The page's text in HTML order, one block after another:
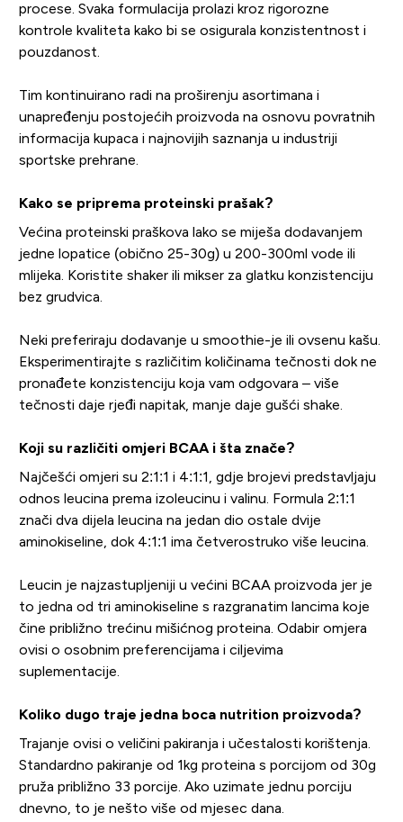
procese. Svaka formulacija prolazi kroz rigorozne
kontrole kvaliteta kako bi se osigurala konzistentnost i
pouzdanost.
Tim kontinuirano radi na proširenju asortimana i
unapređenju postojećih proizvoda na osnovu povratnih
informacija kupaca i najnovijih saznanja u industriji
sportske prehrane.
Kako se priprema proteinski prašak?
Većina proteinski praškova lako se miješa dodavanjem
jedne lopatice (obično 25-30g) u 200-300ml vode ili
mlijeka. Koristite shaker ili mikser za glatku konzistenciju
bez grudvica.
Neki preferiraju dodavanje u smoothie-je ili ovsenu kašu.
Eksperimentirajte s različitim količinama tečnosti dok ne
pronađete konzistenciju koja vam odgovara – više
tečnosti daje rjeđi napitak, manje daje gušći shake.
Koji su različiti omjeri BCAA i šta znače?
Najčešći omjeri su 2:1:1 i 4:1:1, gdje brojevi predstavljaju
odnos leucina prema izoleucinu i valinu. Formula 2:1:1
znači dva dijela leucina na jedan dio ostale dvije
aminokiseline, dok 4:1:1 ima četverostruko više leucina.
Leucin je najzastupljeniji u većini BCAA proizvoda jer je
to jedna od tri aminokiseline s razgranatim lancima koje
čine približno trećinu mišićnog proteina. Odabir omjera
ovisi o osobnim preferencijama i ciljevima
suplementacije.
Koliko dugo traje jedna boca nutrition proizvoda?
Trajanje ovisi o veličini pakiranja i učestalosti korištenja.
Standardno pakiranje od 1kg proteina s porcijom od 30g
pruža približno 33 porcije. Ako uzimate jednu porciju
dnevno, to je nešto više od mjesec dana.